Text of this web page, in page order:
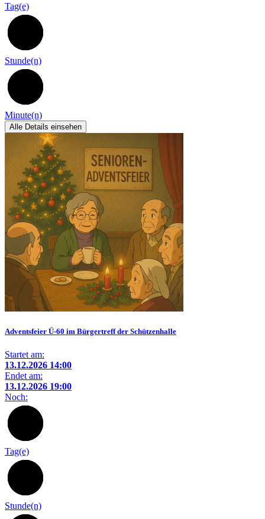
Tag(e)
Stunde(n)
Minute(n)
Alle Details einsehen
Adventsfeier Ü-60 im Bürgertreff der Schützenhalle
Startet am:
13.12.2026 14:00
Endet am:
13.12.2026 19:00
Noch:
Tag(e)
Stunde(n)